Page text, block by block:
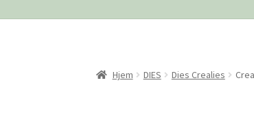
Vipps Checkout
Hjem DIES Dies Crealies